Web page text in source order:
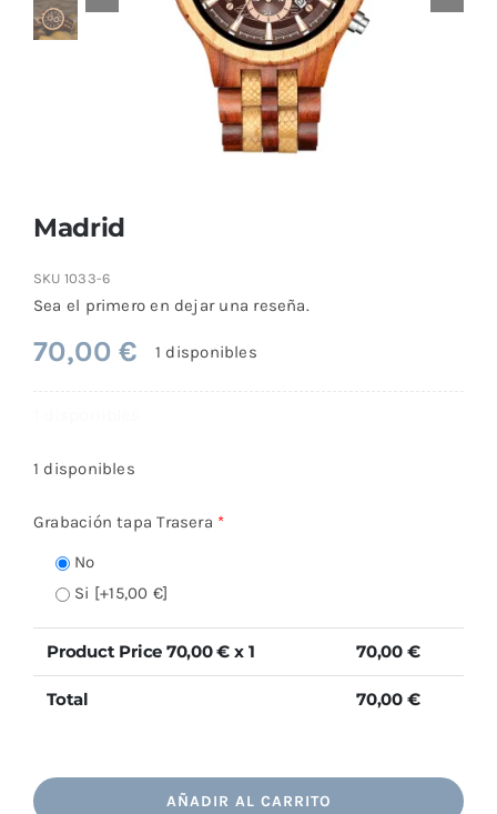
Madrid
SKU 1033-6
Sea el primero en dejar una reseña.
70,00€ 1 disponibles
1 disponibles
Grabación tapa Trasera *
No
Si [+15,00 €]
Product Price 70,00€ x 1 70,00€
Total 70,00€
cantidadAÑADIR AL CARRITO